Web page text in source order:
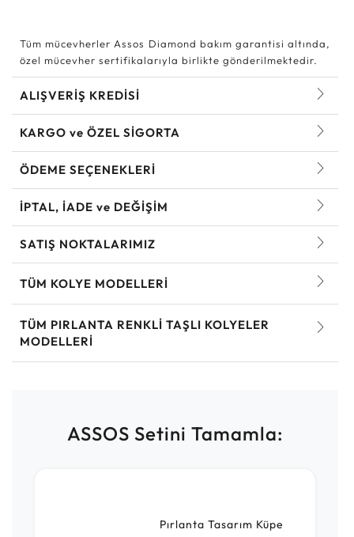
Tüm mücevherler Assos Diamond bakım garantisi altında,
özel mücevher sertifikalarıyla birlikte gönderilmektedir.
ALIŞVERİŞ KREDİSİ
KARGO ve ÖZEL SİGORTA
ÖDEME SEÇENEKLERİ
İPTAL, İADE ve DEĞİŞİM
SATIŞ NOKTALARIMIZ
TÜM KOLYE MODELLERI
TÜM PIRLANTA RENKLI TAŞLI KOLYELER
MODELLERI
ASSOS Setini Tamamla:
Pırlanta Tasarım Küpe